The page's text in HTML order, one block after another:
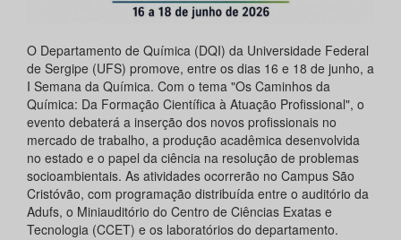
O Departamento de Química (DQI) da Universidade Federal
de Sergipe (UFS) promove, entre os dias 16 e 18 de junho, a
I Semana da Química. Com o tema "Os Caminhos da
Química: Da Formação Científica à Atuação Profissional", o
evento debaterá a inserção dos novos profissionais no
mercado de trabalho, a produção acadêmica desenvolvida
no estado e o papel da ciência na resolução de problemas
socioambientais. As atividades ocorrerão no Campus São
Cristóvão, com programação distribuída entre o auditório da
Adufs, o Miniauditório do Centro de Ciências Exatas e
Tecnologia (CCET) e os laboratórios do departamento.